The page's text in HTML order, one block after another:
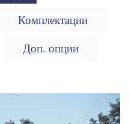
Комплектации
Доп. опции